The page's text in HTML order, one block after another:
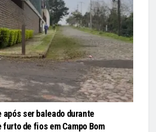
após ser baleado durante
furto de fios em Campo Bom